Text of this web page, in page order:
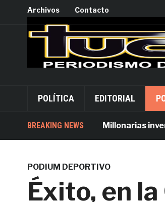
Archivos Contacto
POLÍTICA EDITORIAL
BREAKING NEWSMillonarias
PODIUM DEPORTIVO
Éxito, en